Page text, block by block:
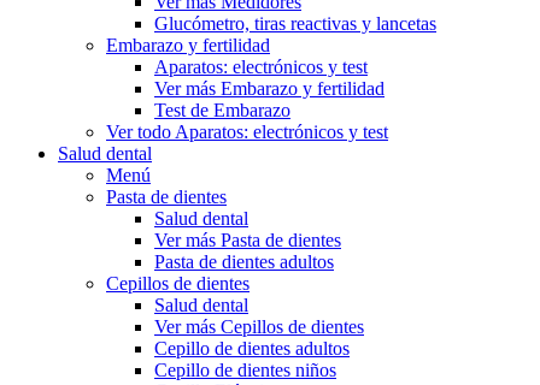
Glucómetro, tiras reactivas y lancetas
Embarazo y fertilidad
Aparatos: electrónicos y test
Ver más Embarazo y fertilidad
Test de Embarazo
Ver todo Aparatos: electrónicos y test
Salud dental
Menú
Pasta de dientes
Salud dental
Ver más Pasta de dientes
Pasta de dientes adultos
Cepillos de dientes
Salud dental
Ver más Cepillos de dientes
Cepillo de dientes adultos
Cepillo de dientes niños